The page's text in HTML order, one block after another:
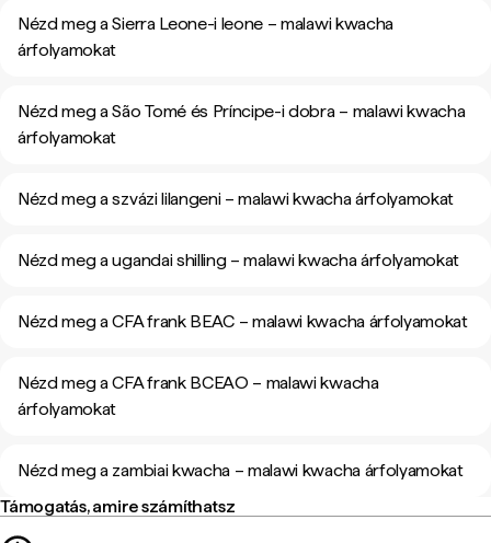
Nézd meg a Sierra Leone-i leone – malawi kwacha
árfolyamokat
Nézd meg a São Tomé és Príncipe-i dobra – malawi kwacha
árfolyamokat
Nézd meg a szvázi lilangeni – malawi kwacha árfolyamokat
Nézd meg a ugandai shilling – malawi kwacha árfolyamokat
Nézd meg a CFA frank BEAC – malawi kwacha árfolyamokat
Nézd meg a CFA frank BCEAO – malawi kwacha
árfolyamokat
Nézd meg a zambiai kwacha – malawi kwacha árfolyamokat
Támogatás, amire számíthatsz